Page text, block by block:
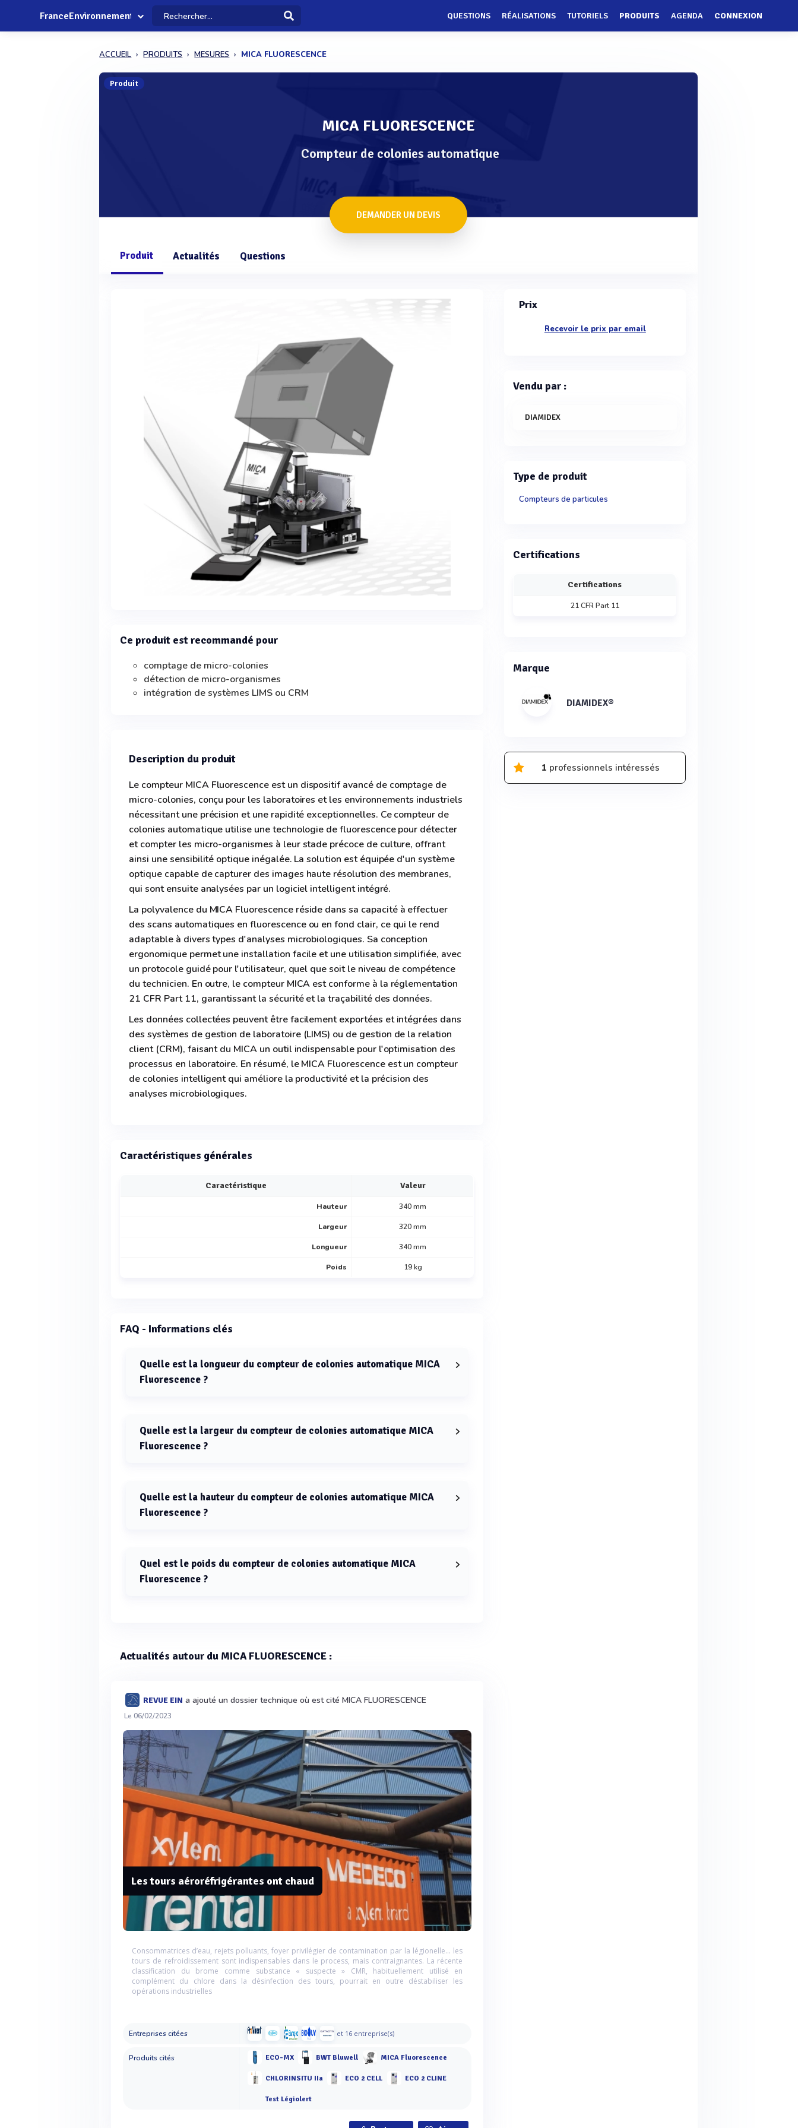
FranceEnvironnement QUESTIONS RÉALISATIONS TUTORIELS PRODUITS AGENDA CONNEXION
ACCUEIL PRODUITS MESURES MICA FLUORESCENCE
Produit
MICA FLUORESCENCE
Compteur de colonies automatique
DEMANDER UN DEVIS
Produit Actualités Questions
Ce produit est recommandé pour
comptage de micro-colonies
détection de micro-organismes
intégration de systèmes LIMS ou CRM
Description du produit
Le compteur MICA Fluorescence est un dispositif avancé de comptage de
micro-colonies, conçu pour les laboratoires et les environnements industriels
nécessitant une précision et une rapidité exceptionnelles. Ce compteur de
colonies automatique utilise une technologie de fluorescence pour détecter
et compter les micro-organismes à leur stade précoce de culture, offrant
ainsi une sensibilité optique inégalée. La solution est équipée d'un système
optique capable de capturer des images haute résolution des membranes,
qui sont ensuite analysées par un logiciel intelligent intégré.
La polyvalence du MICA Fluorescence réside dans sa capacité à effectuer
des scans automatiques en fluorescence ou en fond clair, ce qui le rend
adaptable à divers types d'analyses microbiologiques. Sa conception
ergonomique permet une installation facile et une utilisation simplifiée, avec
un protocole guidé pour l'utilisateur, quel que soit le niveau de compétence
du technicien. En outre, le compteur MICA est conforme à la réglementation
21 CFR Part 11, garantissant la sécurité et la traçabilité des données.
Les données collectées peuvent être facilement exportées et intégrées dans
des systèmes de gestion de laboratoire (LIMS) ou de gestion de la relation
client (CRM), faisant du MICA un outil indispensable pour l'optimisation des
processus en laboratoire. En résumé, le MICA Fluorescence est un compteur
de colonies intelligent qui améliore la productivité et la précision des
analyses microbiologiques.
Caractéristiques générales
Caractéristique Valeur
Hauteur 340 mm
Largeur 320 mm
Longueur 340 mm
Poids 19 kg
FAQ - Informations clés
Quelle est la longueur du compteur de colonies automatique MICA
Fluorescence ?
Quelle est la largeur du compteur de colonies automatique MICA
Fluorescence ?
Quelle est la hauteur du compteur de colonies automatique MICA
Fluorescence ?
Quel est le poids du compteur de colonies automatique MICA
Fluorescence ?
Actualités autour du MICA FLUORESCENCE :
REVUE EIN a ajouté un dossier technique où est cité MICA FLUORESCENCE
Le 06/02/2023
Les tours aéroréfrigérantes ont chaud
Consommatrices d’eau, rejets polluants, foyer privilégier de contamination par la légionelle… les
tours de refroidissement sont indispensables dans le process, mais contraignantes. La récente
classification du brome comme substance « suspecte » CMR, habituellement utilisé en
complément du chlore dans la désinfection des tours, pourrait en outre déstabiliser les
opérations industrielles
Entreprises citées et 16 entreprise(s)
Produits cités ECO-MX BWT Bluwell MICA Fluorescence
CHLORINSITU IIa ECO 2 CELL ECO 2 CLINE
Test Légiolert
Prix
Recevoir le prix par email
Vendu par :
DIAMIDEX
Type de produit
Compteurs de particules
Certifications
Certifications
21 CFR Part 11
Marque
DIAMIDEX®
1 professionnels intéressés